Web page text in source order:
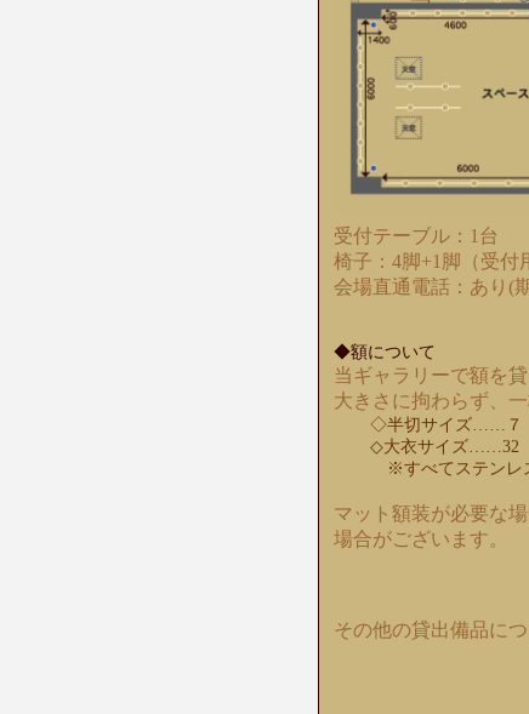
受付テーブル：1台
椅子：4脚+1脚（受付
会場直通電話：あり(
◆額について
当ギャラリーで額を
大きさに拘わらず、
◇半切サイズ……７
◇大衣サイズ……32
※すべてステンレ
マット額装が必要な
場合がございます。
その他の貸出備品に